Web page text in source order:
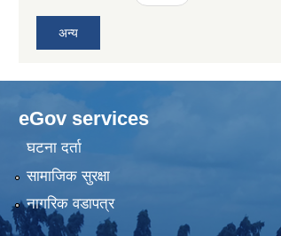
अन्य
eGov services
घटना दर्ता
सामाजिक सुरक्षा
नागरिक वडापत्र